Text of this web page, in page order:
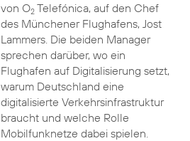
von O2Telefónica, auf den Chef
des Münchener Flughafens, Jost
Lammers. Die beiden Manager
sprechen darüber, wo ein
Flughafen auf Digitalisierung setzt,
warum Deutschland eine
digitalisierte Verkehrsinfrastruktur
braucht und welche Rolle
Mobilfunknetze dabei spielen.